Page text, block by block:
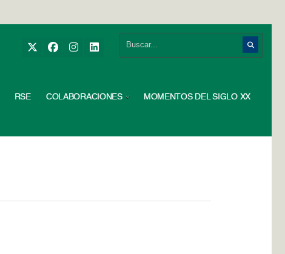
RSE COLABORACIONES MOMENTOS DEL SIGLO XX